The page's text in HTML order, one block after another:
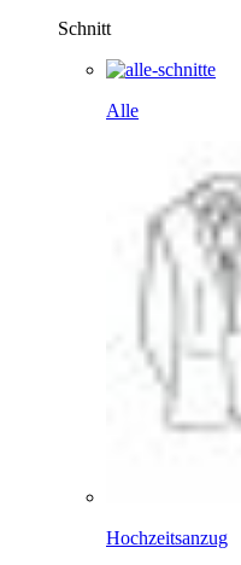
Schnitt
Alle
Hochzeitsanzug